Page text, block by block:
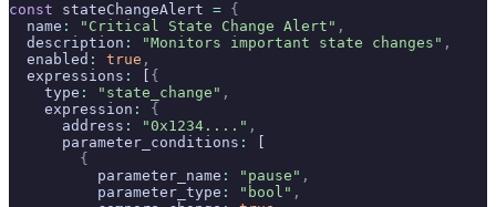
const stateChangeAlert = {
  name
: "Critical State Change Alert" ,
  description
: "Monitors important state changes" ,
  enabled
: true ,
  expressions
:
{
    type
: "state_change" ,
    expression
:
{
      address
: "0x1234...." ,
      parameter_conditions
:
        {
          parameter_name
: "pause" ,
          parameter_type
: "bool" ,